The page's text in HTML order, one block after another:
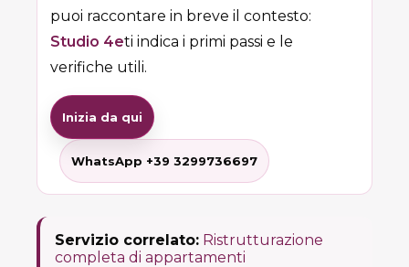
puoi raccontare in breve il contesto:
Studio 4eti indica i primi passi e le
verifiche utili.
Inizia da qui
WhatsApp +39 3299736697
Servizio correlato: Ristrutturazione
completa di appartamenti